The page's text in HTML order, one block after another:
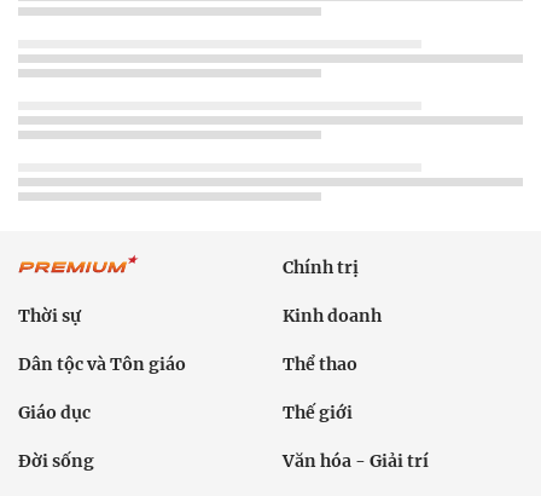
Chính trị
Thời sự Kinh doanh
Dân tộc và Tôn giáo Thể thao
Giáo dục Thế giới
Đời sống Văn hóa - Giải trí